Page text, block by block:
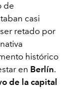
de
casi
retado por
histórico
en Berlín.
de la capital